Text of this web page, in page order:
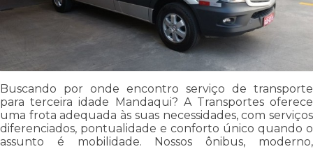
Buscando por onde encontro serviço de transporte
para terceira idade Mandaqui? A Transportes oferece
uma frota adequada às suas necessidades, com serviços
diferenciados, pontualidade e conforto único quando o
assunto é mobilidade. Nossos ônibus, moderno,